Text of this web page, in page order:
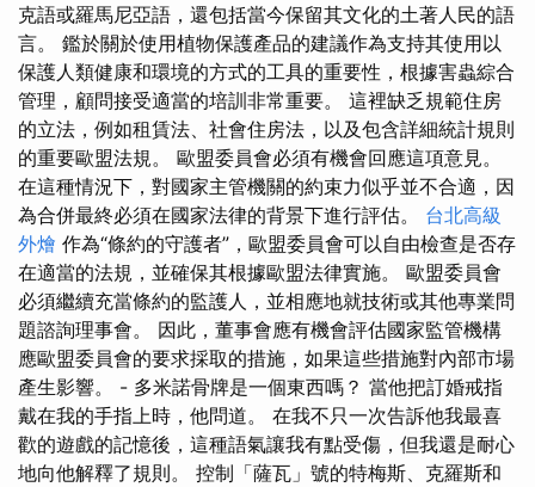
克語或羅馬尼亞語，還包括當今保留其文化的土著人民的語
言。 鑑於關於使用植物保護產品的建議作為支持其使用以
保護人類健康和環境的方式的工具的重要性，根據害蟲綜合
管理，顧問接受適當的培訓非常重要。 這裡缺乏規範住房
的立法，例如租賃法、社會住房法，以及包含詳細統計規則
的重要歐盟法規。 歐盟委員會必須有機會回應這項意見。
在這種情況下，對國家主管機關的約束力似乎並不合適，因
為合併最終必須在國家法律的背景下進行評估。 台北高級
外燴 作為“條約的守護者”，歐盟委員會可以自由檢查是否存
在適當的法規，並確保其根據歐盟法律實施。 歐盟委員會
必須繼續充當條約的監護人，並相應地就技術或其他專業問
題諮詢理事會。 因此，董事會應有機會評估國家監管機構
應歐盟委員會的要求採取的措施，如果這些措施對內部市場
產生影響。 - 多米諾骨牌是一個東西嗎？ 當他把訂婚戒指
戴在我的手指上時，他問道。 在我不只一次告訴他我最喜
歡的遊戲的記憶後，這種語氣讓我有點受傷，但我還是耐心
地向他解釋了規則。 控制「薩瓦」號的特梅斯、克羅斯和